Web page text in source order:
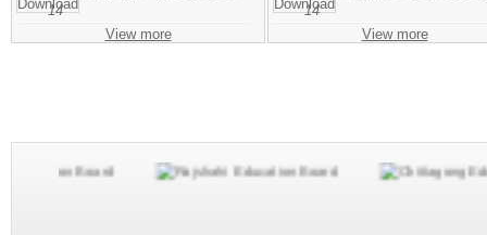
14
View more
14
View more